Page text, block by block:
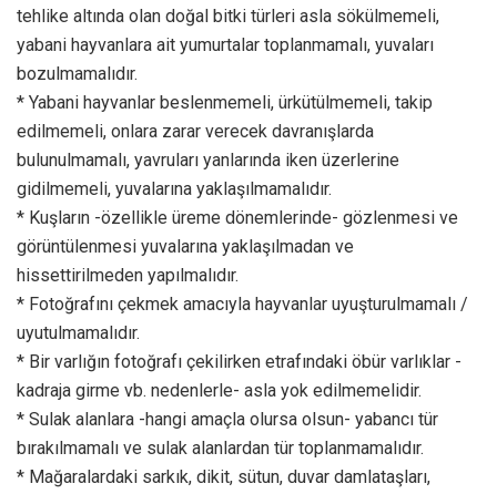
tehlike altında olan doğal bitki türleri asla sökülmemeli,
yabani hayvanlara ait yumurtalar toplanmamalı, yuvaları
bozulmamalıdır.
* Yabani hayvanlar beslenmemeli, ürkütülmemeli, takip
edilmemeli, onlara zarar verecek davranışlarda
bulunulmamalı, yavruları yanlarında iken üzerlerine
gidilmemeli, yuvalarına yaklaşılmamalıdır.
* Kuşların -özellikle üreme dönemlerinde- gözlenmesi ve
görüntülenmesi yuvalarına yaklaşılmadan ve
hissettirilmeden yapılmalıdır.
* Fotoğrafını çekmek amacıyla hayvanlar uyuşturulmamalı /
uyutulmamalıdır.
* Bir varlığın fotoğrafı çekilirken etrafındaki öbür varlıklar -
kadraja girme vb. nedenlerle- asla yok edilmemelidir.
* Sulak alanlara -hangi amaçla olursa olsun- yabancı tür
bırakılmamalı ve sulak alanlardan tür toplanmamalıdır.
* Mağaralardaki sarkık, dikit, sütun, duvar damlataşları,